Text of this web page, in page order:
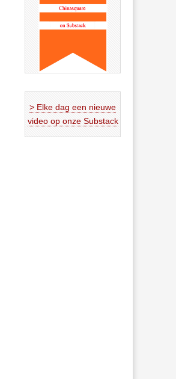
> Elke dag een nieuwe
video op onze Substack